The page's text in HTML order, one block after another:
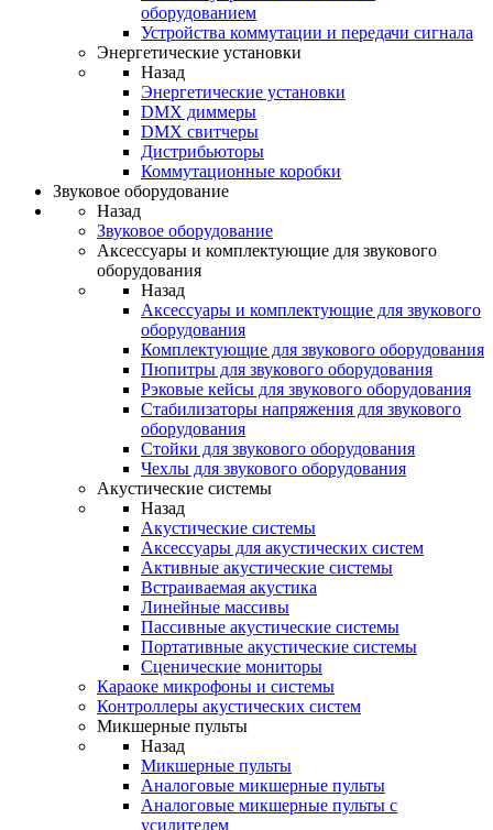
оборудованием
Устройства коммутации и передачи сигнала
Энергетические установки
Назад
Энергетические установки
DMX диммеры
DMX свитчеры
Дистрибьюторы
Коммутационные коробки
Звуковое оборудование
Назад
Звуковое оборудование
Аксессуары и комплектующие для звукового
оборудования
Назад
Аксессуары и комплектующие для звукового
оборудования
Комплектующие для звукового оборудования
Пюпитры для звукового оборудования
Рэковые кейсы для звукового оборудования
Стабилизаторы напряжения для звукового
оборудования
Стойки для звукового оборудования
Чехлы для звукового оборудования
Акустические системы
Назад
Акустические системы
Аксессуары для акустических систем
Активные акустические системы
Встраиваемая акустика
Линейные массивы
Пассивные акустические системы
Портативные акустические системы
Сценические мониторы
Караоке микрофоны и системы
Контроллеры акустических систем
Микшерные пульты
Назад
Микшерные пульты
Аналоговые микшерные пульты
Аналоговые микшерные пульты с
усилителем